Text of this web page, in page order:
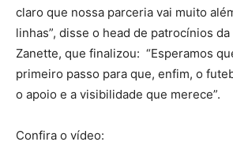
claro que nossa parceria vai muito
linhas”, disse o head de patrocínios
Zanette, que finalizou: “Esperamos
primeiro passo para que, enfim, o
o apoio e a visibilidade que merece”.
Confira o vídeo: